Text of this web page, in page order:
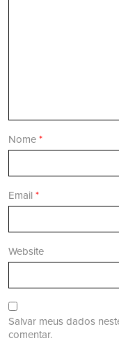
Nome *
Email *
Website
Salvar meus dados
comentar.